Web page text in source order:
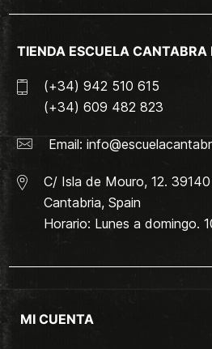
TIENDA ESCUELA CANTABRA
(+34) 942 510 615
(+34) 609 482 823
Email:
C/ Isla de Mouro, 12.
Cantabria, Spain
Horario: Lunes a domingo.
MI CUENTA